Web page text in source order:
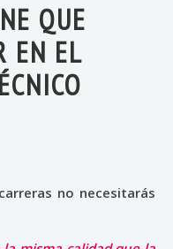
QUE
EN EL
no necesitarás